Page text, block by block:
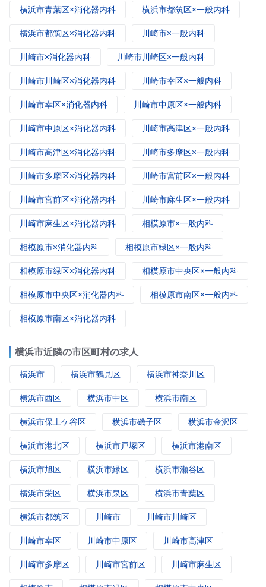
横浜市青葉区×消化器内科 横浜市都筑区×一般内科
横浜市都筑区×消化器内科 川崎市×一般内科
川崎市×消化器内科 川崎市川崎区×一般内科
川崎市川崎区×消化器内科 川崎市幸区×一般内科
川崎市幸区×消化器内科 川崎市中原区×一般内科
川崎市中原区×消化器内科 川崎市高津区×一般内科
川崎市高津区×消化器内科 川崎市多摩区×一般内科
川崎市多摩区×消化器内科 川崎市宮前区×一般内科
川崎市宮前区×消化器内科 川崎市麻生区×一般内科
川崎市麻生区×消化器内科 相模原市×一般内科
相模原市×消化器内科 相模原市緑区×一般内科
相模原市緑区×消化器内科 相模原市中央区×一般内科
相模原市中央区×消化器内科 相模原市南区×一般内科
相模原市南区×消化器内科
横浜市近隣の市区町村の求人
横浜市 横浜市鶴見区 横浜市神奈川区
横浜市西区 横浜市中区 横浜市南区
横浜市保土ケ谷区 横浜市磯子区 横浜市金沢区
横浜市港北区 横浜市戸塚区 横浜市港南区
横浜市旭区 横浜市緑区 横浜市瀬谷区
横浜市栄区 横浜市泉区 横浜市青葉区
横浜市都筑区 川崎市 川崎市川崎区
川崎市幸区 川崎市中原区 川崎市高津区
川崎市多摩区 川崎市宮前区 川崎市麻生区